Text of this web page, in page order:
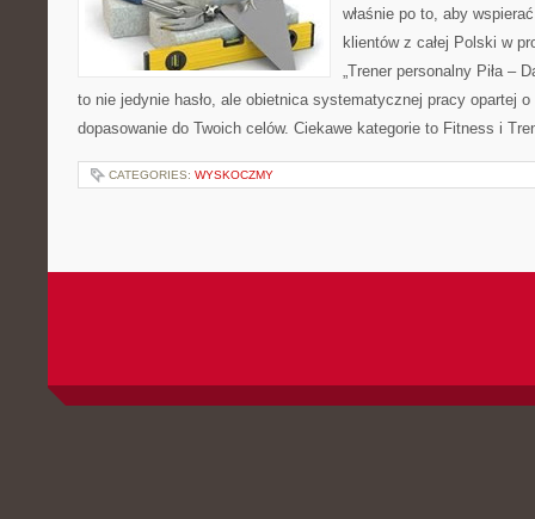
właśnie po to, aby
klientów z całej Polski w
„Trener personalny Piła –
to nie jedynie hasło, ale obietnica systematycznej pracy opartej
dopasowanie do Twoich celów. Ciekawe kategorie to Fitness i
CATEGORIES: WYSKOCZMY